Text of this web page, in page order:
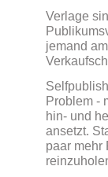
Verlage
jemand
Problem -
hin- und
ansetzt.
paar mehr